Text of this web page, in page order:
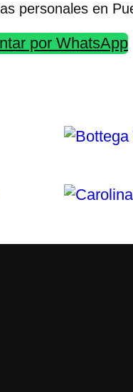
personales en
por WhatsApp